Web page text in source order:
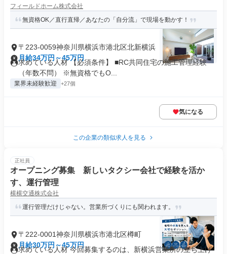
フィールドホーム株式会社
無資格OK／直行直帰／あなたの「自分流」で現場を動かす！
〒223-0059神奈川県横浜市港北区北新横浜
月給34万円～45万円
求めている人材 【必須条件】 ■RC共同住宅の施工管理経験
（年数不問） ※無資格でもO...
業界未経験歓迎 +27個
気になる
この企業の類似求人を見る
正社員
オープニング募集 新しいタクシー会社で経験を活か
す、運行管理
横横交通株式会社
運行管理だけじゃない。営業所づくりにも関われます。
〒222-0001神奈川県横浜市港北区樽町
月給30万円～45万円
求めている人材 今回募集するのは、新横浜営業所の立ち上げ